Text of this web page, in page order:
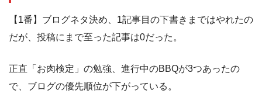
【1番】ブログネタ決め、1記事目の下書きまではやれたの
だが、投稿にまで至った記事は0だった。
正直「お肉検定」の勉強、進行中のBBQが3つあったの
で、ブログの優先順位が下がっている。